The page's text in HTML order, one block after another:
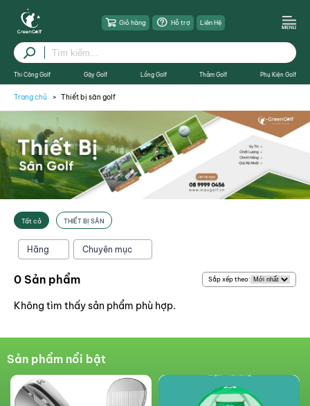
Giỏ hàng Hỗ trợ Liên Hệ
Thi Công Golf Gậy Golf Lồng Golf Thảm Golf Phụ Kiện Golf
Trang chủ Thiết bị sân golf
Tất cả THIẾT BỊ SÂN
Hãng Chuyên mục
0 Sản phẩm Sắp xếp theo:
Không tìm thấy sản phẩm phù hợp.
Sản phẩm nổi bật